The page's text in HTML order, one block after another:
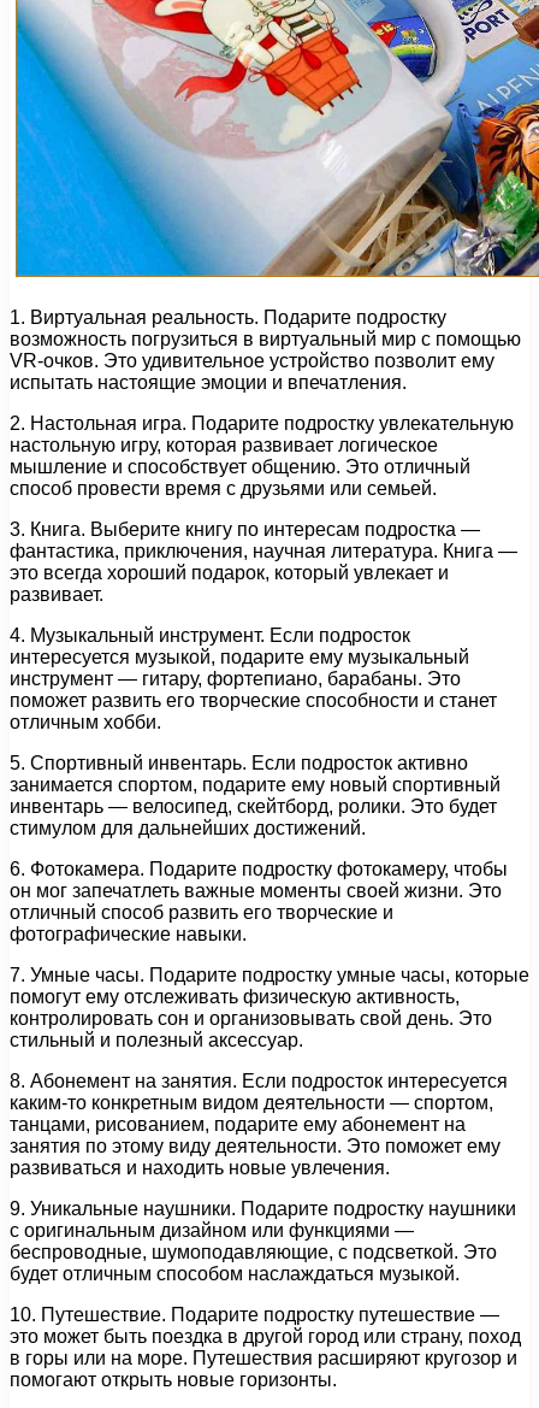
1. Виртуальная реальность. Подарите подростку
возможность погрузиться в виртуальный мир с помощью
VR-очков. Это удивительное устройство позволит ему
испытать настоящие эмоции и впечатления.
2. Настольная игра. Подарите подростку увлекательную
настольную игру, которая развивает логическое
мышление и способствует общению. Это отличный
способ провести время с друзьями или семьей.
3. Книга. Выберите книгу по интересам подростка —
фантастика, приключения, научная литература. Книга —
это всегда хороший подарок, который увлекает и
развивает.
4. Музыкальный инструмент. Если подросток
интересуется музыкой, подарите ему музыкальный
инструмент — гитару, фортепиано, барабаны. Это
поможет развить его творческие способности и станет
отличным хобби.
5. Спортивный инвентарь. Если подросток активно
занимается спортом, подарите ему новый спортивный
инвентарь — велосипед, скейтборд, ролики. Это будет
стимулом для дальнейших достижений.
6. Фотокамера. Подарите подростку фотокамеру, чтобы
он мог запечатлеть важные моменты своей жизни. Это
отличный способ развить его творческие и
фотографические навыки.
7. Умные часы. Подарите подростку умные часы, которые
помогут ему отслеживать физическую активность,
контролировать сон и организовывать свой день. Это
стильный и полезный аксессуар.
8. Абонемент на занятия. Если подросток интересуется
каким-то конкретным видом деятельности — спортом,
танцами, рисованием, подарите ему абонемент на
занятия по этому виду деятельности. Это поможет ему
развиваться и находить новые увлечения.
9. Уникальные наушники. Подарите подростку наушники
с оригинальным дизайном или функциями —
беспроводные, шумоподавляющие, с подсветкой. Это
будет отличным способом наслаждаться музыкой.
10. Путешествие. Подарите подростку путешествие —
это может быть поездка в другой город или страну, поход
в горы или на море. Путешествия расширяют кругозор и
помогают открыть новые горизонты.